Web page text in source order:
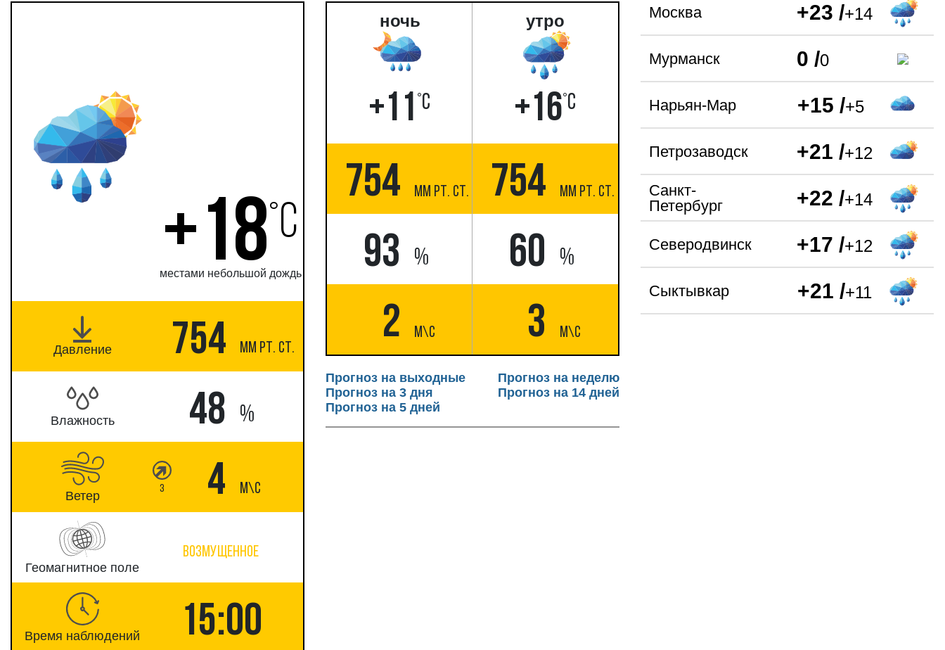
+18°С
местами небольшой дождь
Давление 754 ММ РТ. СТ.
Влажность 48 %
Ветер З 4 М\c
Геомагнитное поле
возмущенное
Время наблюдений 15:00
ночь
+11°С
754 ММ РТ. СТ.
93 %
2 М\c
утро
+16°С
754 ММ РТ. СТ.
60 %
3 М\c
Прогноз на выходные
Прогноз на неделю
Прогноз на 3 дня
Прогноз на 14 дней
Прогноз на 5 дней
Москва +23 /+14
Мурманск 0 /0
Нарьян-Мар +15 /+5
Петрозаводск +21 /+12
Санкт-
Петербург
+22 /+14
Северодвинск +17 /+12
Сыктывкар +21 /+11